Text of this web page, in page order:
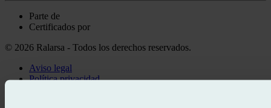
Parte de
Certificados por
© 2026 Ralarsa - Todos los derechos reservados.
Aviso legal
Política privacidad